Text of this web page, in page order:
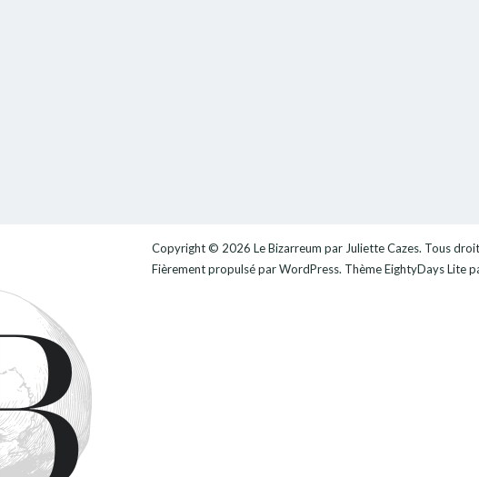
Copyright © 2026 Le Bizarreum par Juliette Cazes. Tous
Fièrement propulsé parWordPress. ThèmeEightyDays Lite